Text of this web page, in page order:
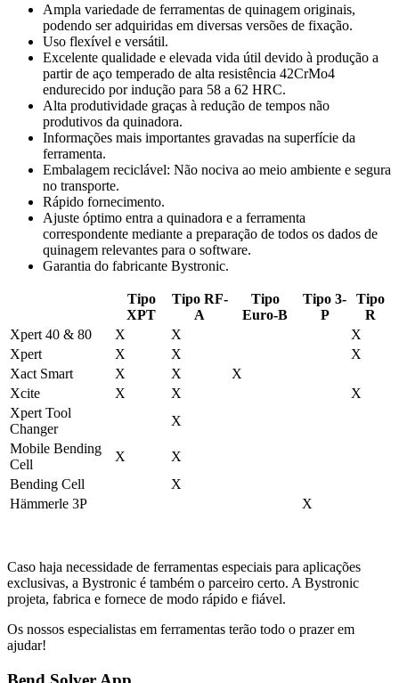
Ampla variedade de ferramentas de quinagem originais,
podendo ser adquiridas em diversas versões de fixação.
Uso flexível e versátil.
Excelente qualidade e elevada vida útil devido à produção a
partir de aço temperado de alta resistência 42CrMo4
endurecido por indução para 58 a 62 HRC.
Alta produtividade graças à redução de tempos não
produtivos da quinadora.
Informações mais importantes gravadas na superfície da
ferramenta.
Embalagem reciclável: Não nociva ao meio ambiente e segura
no transporte.
Rápido fornecimento.
Ajuste óptimo entra a quinadora e a ferramenta
correspondente mediante a preparação de todos os dados de
quinagem relevantes para o software.
Garantia do fabricante Bystronic.
Tipo
XPT
Tipo RF-
A
Tipo
Euro-B
Tipo 3-
P
Tipo
R
Xpert 40 & 80
X X
X
Xpert
X X
X
Xact Smart
X X
X
Xcite
X X
X
Xpert Tool
Changer
X
Mobile Bending
Cell
X
X
Bending Cell
X
Hämmerle 3P
X
Caso haja necessidade de ferramentas especiais para aplicações
exclusivas, a Bystronic é também o parceiro certo. A Bystronic
projeta, fabrica e fornece de modo rápido e fiável.
Os nossos especialistas em ferramentas terão todo o prazer em
ajudar!